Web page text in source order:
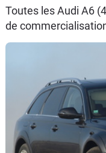
Toutes les Audi A6
de